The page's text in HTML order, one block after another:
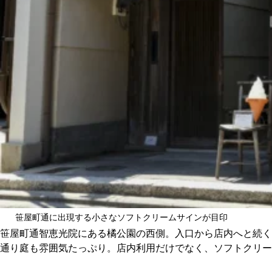
笹屋町通に出現する小さなソフトクリームサインが目印
笹屋町通智恵光院にある橘公園の西側。入口から店内へと続く
通り庭も雰囲気たっぷり。店内利用だけでなく、ソフトクリー